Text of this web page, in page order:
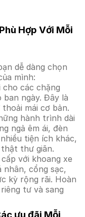
Hợp Với Mỗi
dễ dàng chọn
mình:
các chặng
ban ngày. Đây là
mái cơ bản.
hành trình dài
ngả êm ái, đèn
tiện ích khác,
thư giãn.
với khoang xe
nhân, cổng sạc,
kỳ rộng rãi. Hoàn
tư và sang